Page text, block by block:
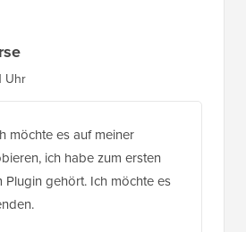
Uhr
möchte es auf meiner
ich habe zum ersten
Plugin gehört. Ich möchte es